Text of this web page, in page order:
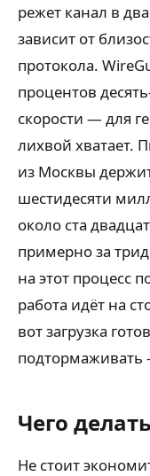
режет канал в
зависит от
протокола.
процентов
скорости — для
лихвой хватает.
из Москвы
шестидесяти
около ста
примерно за
на этот процесс
работа идёт на
вот загрузка
подтормаживать
Чего
Не стоит